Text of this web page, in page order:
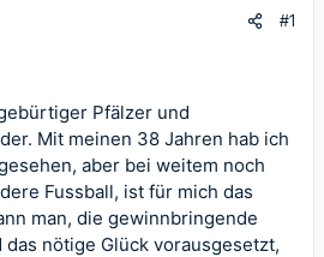
#1
Pfälzer und
Mit meinen 38 Jahren hab ich
aber bei weitem noch
Fussball, ist für mich das
man, die gewinnbringende
nötige Glück vorausgesetzt,